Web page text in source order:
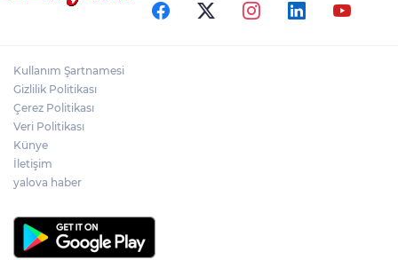
Kullanım Şartnamesi
Gizlilik Politikası
Çerez Politikası
Veri Politikası
Künye
İletişim
yalova haber